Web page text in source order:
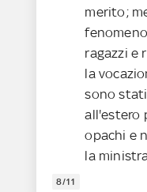
merito;
ragazzi e
la
sono
all'estero
opachi e
la
8/11